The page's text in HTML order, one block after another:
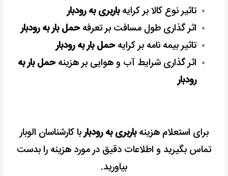
تاثیر نوع کالا بر کرایهباربری به رودبار
اثر گذاری طول مسافت بر تعرفهحمل بار به رودبار
تاثیر بیمه نامه بر کرایهحمل بار به رودبار
اثر گذاری شرایط آب و هوایی بر هزینهحمل بار به
رودبار
برای استعلام هزینهباربری به رودباربا کارشناسان الوبار
تماس بگیرید و اطلاعات دقیق در مورد هزینه را بدست
بیاورید.